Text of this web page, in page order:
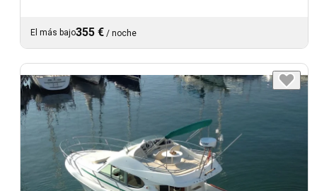
El más bajo355 € / noche